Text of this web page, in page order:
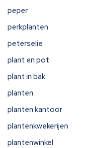
peper
perkplanten
peterselie
plant en pot
plant in bak
planten
planten kantoor
plantenkwekerijen
plantenwinkel